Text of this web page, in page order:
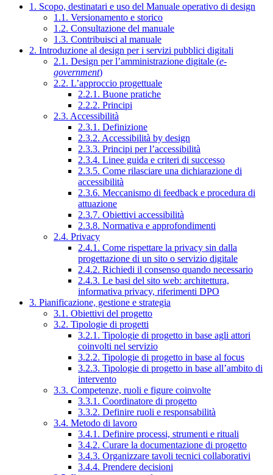
1. Scopo, destinatari e uso del Manuale operativo di design
1.1. Versionamento e storico
1.2. Consultazione del manuale
1.3. Contribuisci al manuale
2. Introduzione al design per i servizi pubblici digitali
2.1. Design per l’amministrazione digitale (e-
government)
2.2. L’approccio progettuale
2.2.1. Buone pratiche
2.2.2. Principi
2.3. Accessibilità
2.3.1. Definizione
2.3.2. Accessibilità by design
2.3.3. Principi per l’accessibilità
2.3.4. Linee guida e criteri di successo
2.3.5. Come rilasciare una dichiarazione di
accessibilità
2.3.6. Meccanismo di feedback e procedura di
attuazione
2.3.7. Obiettivi accessibilità
2.3.8. Normativa e approfondimenti
2.4. Privacy
2.4.1. Come rispettare la privacy sin dalla
progettazione di un sito o servizio digitale
2.4.2. Richiedi il consenso quando necessario
2.4.3. Le basi del sito web: architettura,
informativa privacy, riferimenti DPO
3. Pianificazione, gestione e strategia
3.1. Obiettivi del progetto
3.2. Tipologie di progetti
3.2.1. Tipologie di progetto in base agli attori
coinvolti nel servizio
3.2.2. Tipologie di progetto in base al focus
3.2.3. Tipologie di progetto in base all’ambito di
intervento
3.3. Competenze, ruoli e figure coinvolte
3.3.1. Coordinatore di progetto
3.3.2. Definire ruoli e responsabilità
3.4. Metodo di lavoro
3.4.1. Definire processi, strumenti e rituali
3.4.2. Curare la documentazione di progetto
3.4.3. Organizzare tavoli tecnici collaborativi
3.4.4. Prendere decisioni